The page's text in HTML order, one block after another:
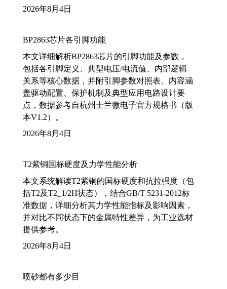
2026年8月4日
BP2863芯片各引脚功能
本文详细解析BP2863芯片的引脚功能及参数，
包括各引脚定义、典型电压/电流值、内部逻辑
关系等核心数据，并附引脚参数对照表。内容涵
盖驱动配置、保护机制及典型应用电路设计要
点，数据参考自杭州士兰微电子官方规格书（版
本V1.2）。
2026年8月4日
T2紫铜国标硬度及力学性能分析
本文系统解读T2紫铜的国标硬度和抗拉强度（包
括T2及T2_1/2H状态），结合GB/T 5231-2012标
准数据，详细分析其力学性能指标及影响因素，
并对比不同状态下的金属特性差异，为工业选材
提供参考。
2026年8月4日
喷砂都有多少目